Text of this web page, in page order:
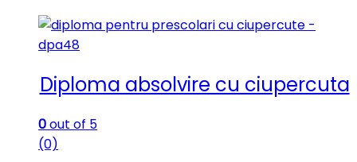
Diploma absolvire cu ciupercuta
0out of 5
(0)